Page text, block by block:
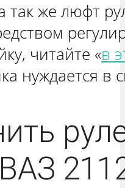
так же люфт
читайте «в
нуждается в